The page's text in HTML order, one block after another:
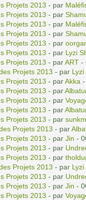
Projets 2013 - par
Projets 2013 - par
Projets 2013 - par
Projets 2013 - par
Projets 2013 - par
Projets 2013 - par Lyzi
Projets 2013 - parART-
Projets 2013 - par
Projets 2013 - parAkka
Projets 2013 - par
Projets 2013 - par
Projets 2013 - par
Projets 2013 - par
Projets 2013 - par
Projets 2013 - par Jin -
Projets 2013 - par
Projets 2013 - par
Projets 2013 - par
Projets 2013 - par
Projets 2013 - par Jin -
Projets 2013 - par